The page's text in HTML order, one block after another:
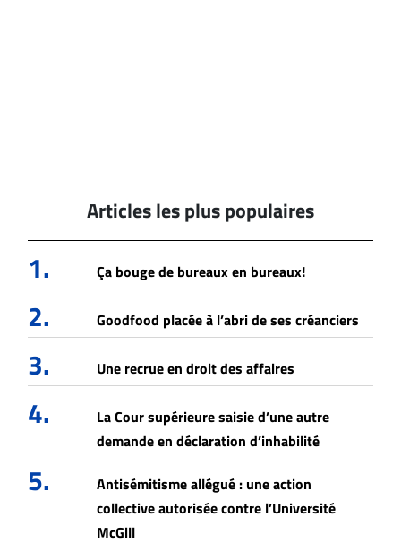
Articles les plus populaires
1. Ça bouge de bureaux en bureaux!
2. Goodfood placée à l’abri de ses créanciers
3. Une recrue en droit des affaires
4.
La Cour supérieure saisie d’une autre
demande en déclaration d’inhabilité
5.
Antisémitisme allégué : une action
collective autorisée contre l’Université
McGill